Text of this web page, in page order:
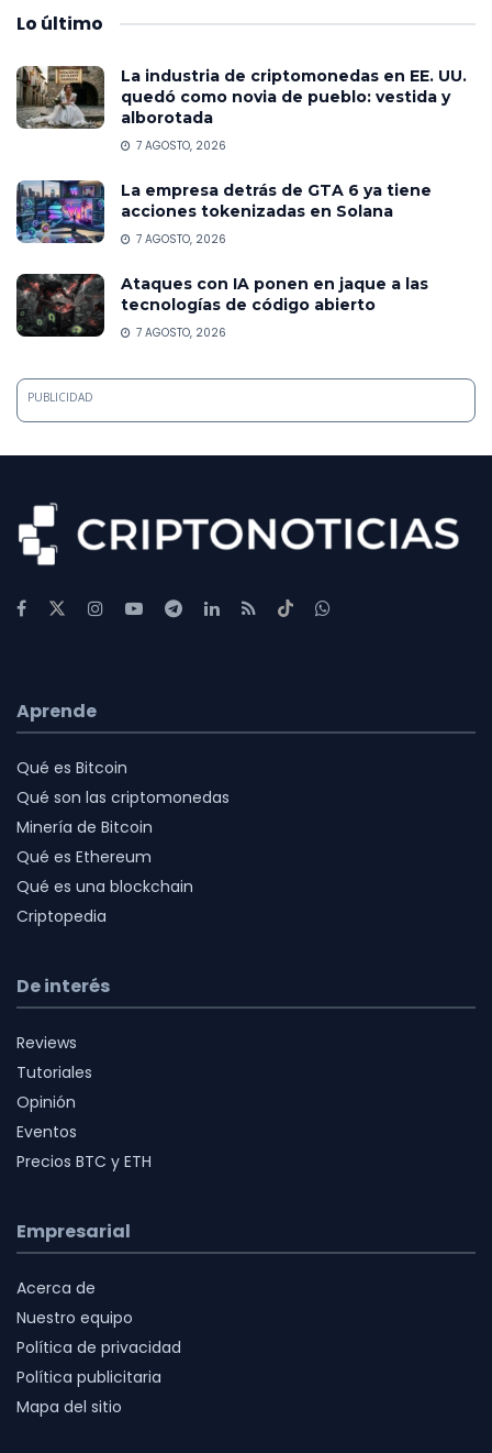
Lo último
La industria de criptomonedas en EE. UU.
quedó como novia de pueblo: vestida y
alborotada
7 AGOSTO, 2026
La empresa detrás de GTA 6 ya tiene
acciones tokenizadas en Solana
7 AGOSTO, 2026
Ataques con IA ponen en jaque a las
tecnologías de código abierto
7 AGOSTO, 2026
PUBLICIDAD
Aprende
Qué es Bitcoin
Qué son las criptomonedas
Minería de Bitcoin
Qué es Ethereum
Qué es una blockchain
Criptopedia
De interés
Reviews
Tutoriales
Opinión
Eventos
Precios BTC y ETH
Empresarial
Acerca de
Nuestro equipo
Política de privacidad
Política publicitaria
Mapa del sitio